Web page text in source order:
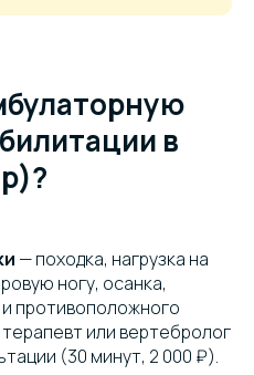
в
— походка, нагрузка на
ногу, осанка,
противоположного
или вертебролог
(30 минут, 2 000 ₽).